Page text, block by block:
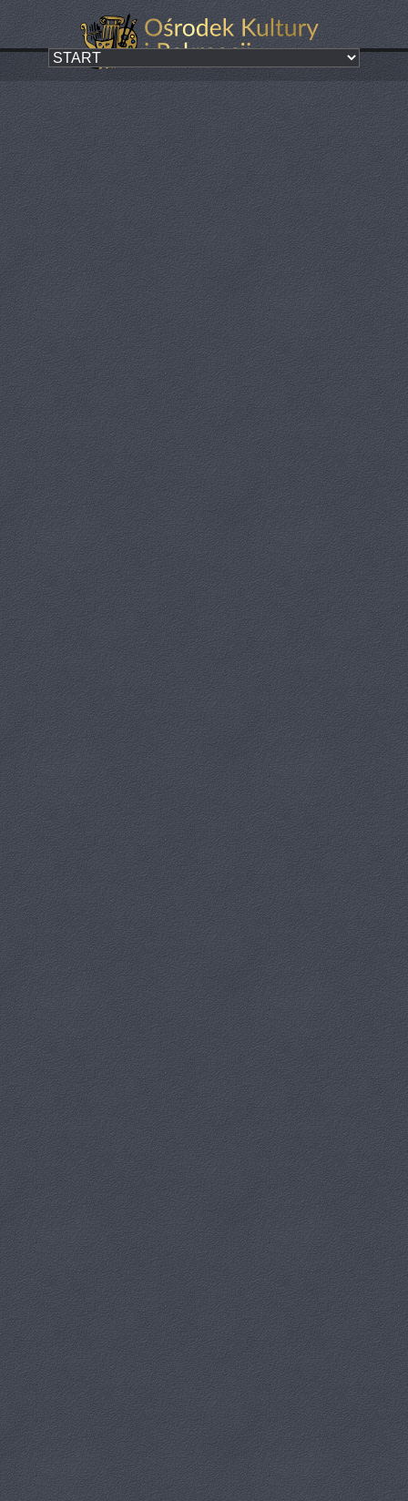
Warsztaty
Kategoria: ZA NAMI
Za nami naprawdę wyjątkowe warsztaty!
18 maja wspólnie z dziećmi i rodzicami stworzyliśmy kolorowe hotele
dla owadów zapylających
Było wiercenie, skręcanie,
układanie naturalnych materiałów i przede wszystkim mnóstwo dobrej
zabawy
A także kreatywnie, ekologicznie i bardzo pracowicie!
Podczas warsztatów rozmawialiśmy o tym, jak ważną rolę w
przyrodzie pełnią pszczoły, motyle i inne owady zapylające. Mali
uczestnicy mogli nie tylko własnoręcznie zbudować domek dla
owadów, ale też poznać wiele ciekawostek ze świata natury
Powstało wiele pięknych i pomysłowych konstrukcji, a uśmiechy dzieci
mówiły same za siebie
Dziękujemy wszystkim za obecność, uśmiechy i ogromne
zaangażowanie
Mamy nadzieję, że wykonane hotele szybko
znajdą swoich małych mieszkańców
Cudownie było spędzić to popołudnie razem!